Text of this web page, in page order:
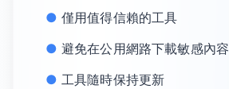
僅用值得信賴的工具
避免在公用網路下載敏感內容
工具隨時保持更新